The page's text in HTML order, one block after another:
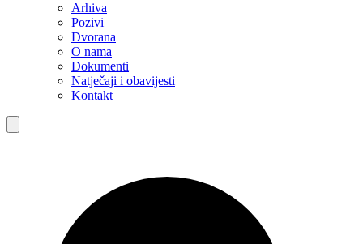
Arhiva
Pozivi
Dvorana
O nama
Dokumenti
Natječaji i obavijesti
Kontakt